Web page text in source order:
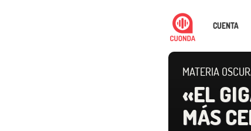
CUENTA
MATERIA
«EL
MÁS